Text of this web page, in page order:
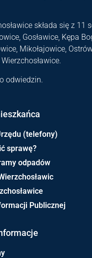
składa się z 11
Gosławice, Kępa
Mikołajowice,
odwiedzin.
(telefony)
sprawę?
odpadów
Publicznej